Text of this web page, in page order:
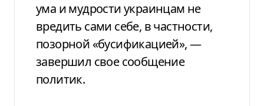
ума и мудрости украинцам не
вредить сами себе, в частности,
позорной «бусификацией», —
завершил свое сообщение
политик.